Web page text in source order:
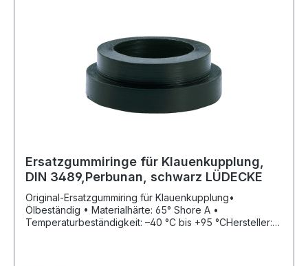
Ersatzgummiringe für Klauenkupplung,
DIN 3489,Perbunan, schwarz LÜDECKE
Original-Ersatzgummiring für Klauenkupplung•
Ölbeständig • Materialhärte: 65° Shore A •
Temperaturbeständigkeit: –40 °C bis +95 °CHersteller: